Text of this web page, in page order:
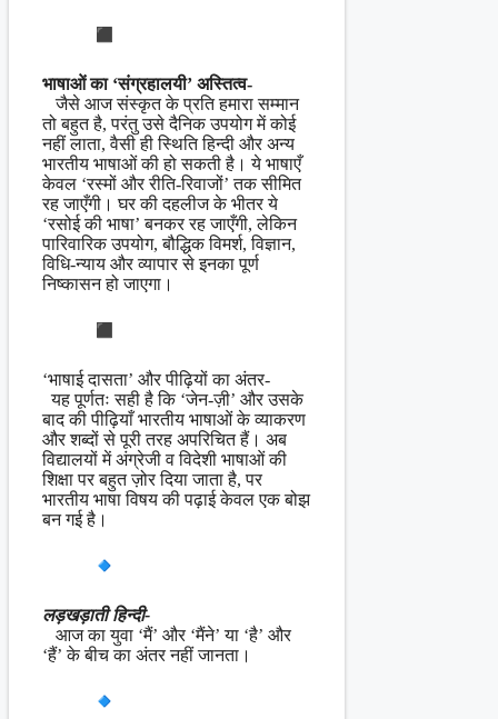
भाषाओं का ‘संग्रहालयी’ अस्तित्व-
जैसे आज संस्कृत के प्रति हमारा सम्मान
तो बहुत है, परंतु उसे दैनिक उपयोग में कोई
नहीं लाता, वैसी ही स्थिति हिन्दी और अन्य
भारतीय भाषाओं की हो सकती है। ये भाषाएँ
केवल ‘रस्मों और रीति-रिवाजों’ तक सीमित
रह जाएँगी। घर की दहलीज के भीतर ये
‘रसोई की भाषा’ बनकर रह जाएँगी, लेकिन
पारिवारिक उपयोग, बौद्धिक विमर्श, विज्ञान,
विधि-न्याय और व्यापार से इनका पूर्ण
निष्कासन हो जाएगा।
‘भाषाई दासता’ और पीढ़ियों का अंतर-
यह पूर्णतः सही है कि ‘जेन-ज़ी’ और उसके
बाद की पीढ़ियाँ भारतीय भाषाओं के व्याकरण
और शब्दों से पूरी तरह अपरिचित हैं। अब
विद्यालयों में अंग्रेजी व विदेशी भाषाओं की
शिक्षा पर बहुत ज़ोर दिया जाता है, पर
भारतीय भाषा विषय की पढ़ाई केवल एक बोझ
बन गई है।
लड़खड़ाती हिन्दी-
आज का युवा ‘मैं’ और ‘मैंने’ या ‘है’ और
‘हैं’ के बीच का अंतर नहीं जानता।